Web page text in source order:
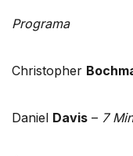
Programa
Christopher
Daniel Davis – 7